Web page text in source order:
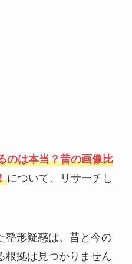
のは本当？昔の画像比
について、リサーチし
整形疑惑は、昔と今の
根拠は見つかりません